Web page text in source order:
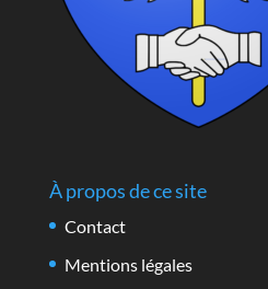
À propos de ce site
Contact
Mentions légales